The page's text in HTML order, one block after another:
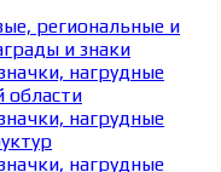
региональные и
и знаки
нагрудные
области
нагрудные
нагрудные